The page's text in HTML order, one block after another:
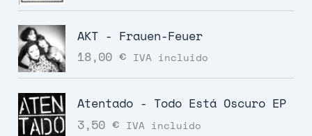
AKT - Frauen-Feuer
18,00€ IVA incluido
Atentado - Todo Está Oscuro EP
3,50€ IVA incluido